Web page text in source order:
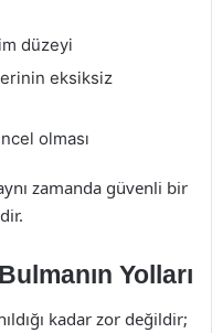
düzeyi
eksiksiz
olması
zamanda güvenli bir
Yolları
kadar zor değildir;